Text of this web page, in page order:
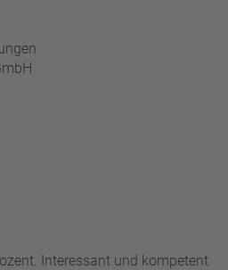
Interessant und kompetent